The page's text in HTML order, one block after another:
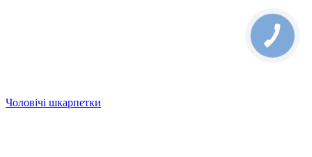
Чоловічі шкарпетки